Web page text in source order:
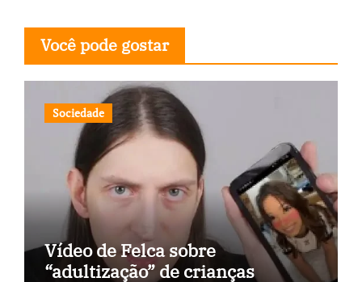
Você pode gostar
Sociedade
Vídeo de Felca sobre
“adultização” de crianças